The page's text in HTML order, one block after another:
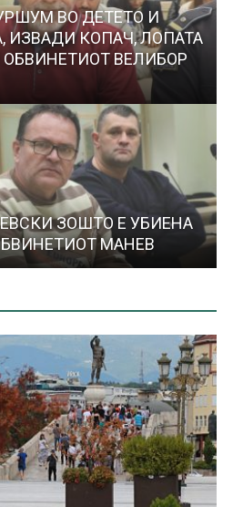
ВО ДЕТЕТО И
ИЗВАДИ КОПАЧ, ЛОПАТА
ВЕЛИБОР
ЗОШТО Е УБИЕНА
МАНЕВ